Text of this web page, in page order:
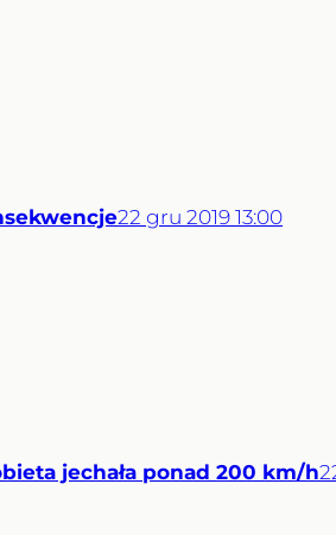
22 gru 2019 13:00
jechała ponad 200 km/h